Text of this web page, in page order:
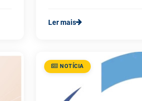
Ler mais
NOTÍCIA